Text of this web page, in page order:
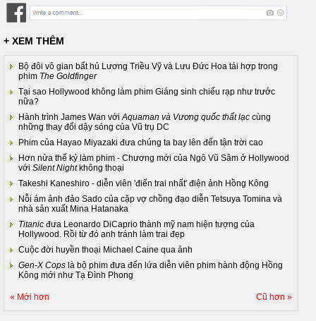
+ XEM THÊM
Bộ đôi vô gian bất hủ Lương Triều Vỹ và Lưu Đức Hoa tái hợp trong
phim The Goldfinger
Tại sao Hollywood không làm phim Giáng sinh chiếu rạp như trước
nữa?
Hành trình James Wan vớiAquaman và Vương quốc thất lạc cùng
những thay đổi dậy sóng của Vũ trụ DC
Phim của Hayao Miyazaki đưa chúng ta bay lên đến tận trời cao
Hơn nửa thế kỷ làm phim - Chương mới của Ngô Vũ Sâm ở Hollywood
với Silent Nightkhông thoại
Takeshi Kaneshiro - diễn viên 'điển trai nhất' điện ảnh Hồng Kông
Nỗi ám ảnh đảo Sado của cặp vợ chồng đạo diễn Tetsuya Tomina và
nhà sản xuất Mina Hatanaka
Titanic đưa Leonardo DiCaprio thành mỹ nam hiện tượng của
Hollywood. Rồi từ đó anh tránh làm trai đẹp
Cuộc đời huyền thoại Michael Caine qua ảnh
Gen-X Cops là bộ phim đưa đến lứa diễn viên phim hành động Hồng
Kông mới như Tạ Đình Phong
« Mới hơn Cũ hơn »